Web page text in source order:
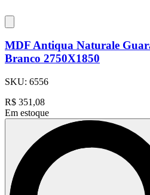
MDF Antiqua Naturale
Branco 2750X1850
SKU: 6556
R$ 351,08
Em estoque